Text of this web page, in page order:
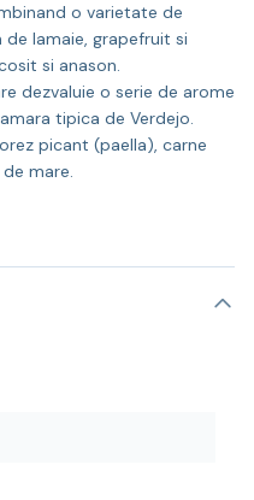
o varietate de
lamaie, grapefruit si
si anason.
dezvaluie o serie de arome
tipica de Verdejo.
picant (paella), carne
mare.